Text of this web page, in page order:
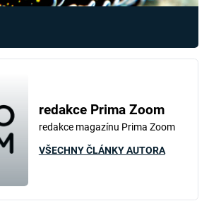
redakce Prima Zoom
redakce magazínu Prima Zoom
VŠECHNY ČLÁNKY AUTORA